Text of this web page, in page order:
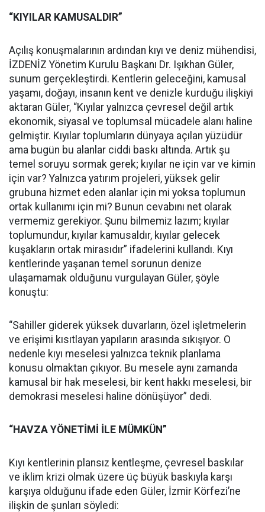
“KIYILAR KAMUSALDIR”
Açılış konuşmalarının ardından kıyı ve deniz mühendisi,
İZDENİZ Yönetim Kurulu Başkanı Dr. Işıkhan Güler,
sunum gerçekleştirdi. Kentlerin geleceğini, kamusal
yaşamı, doğayı, insanın kent ve denizle kurduğu ilişkiyi
aktaran Güler, “Kıyılar yalnızca çevresel değil artık
ekonomik, siyasal ve toplumsal mücadele alanı haline
gelmiştir. Kıyılar toplumların dünyaya açılan yüzüdür
ama bugün bu alanlar ciddi baskı altında. Artık şu
temel soruyu sormak gerek; kıyılar ne için var ve kimin
için var? Yalnızca yatırım projeleri, yüksek gelir
grubuna hizmet eden alanlar için mi yoksa toplumun
ortak kullanımı için mi? Bunun cevabını net olarak
vermemiz gerekiyor. Şunu bilmemiz lazım; kıyılar
toplumundur, kıyılar kamusaldır, kıyılar gelecek
kuşakların ortak mirasıdır” ifadelerini kullandı. Kıyı
kentlerinde yaşanan temel sorunun denize
ulaşamamak olduğunu vurgulayan Güler, şöyle
konuştu:
“Sahiller giderek yüksek duvarların, özel işletmelerin
ve erişimi kısıtlayan yapıların arasında sıkışıyor. O
nedenle kıyı meselesi yalnızca teknik planlama
konusu olmaktan çıkıyor. Bu mesele aynı zamanda
kamusal bir hak meselesi, bir kent hakkı meselesi, bir
demokrasi meselesi haline dönüşüyor” dedi.
“HAVZA YÖNETİMİ İLE MÜMKÜN”
Kıyı kentlerinin plansız kentleşme, çevresel baskılar
ve iklim krizi olmak üzere üç büyük baskıyla karşı
karşıya olduğunu ifade eden Güler, İzmir Körfezi’ne
ilişkin de şunları söyledi: